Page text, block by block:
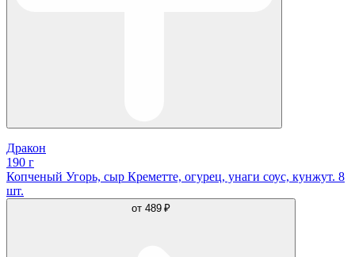
Дракон
190 г
Копченый Угорь, сыр Креметте, огурец, унаги соус, кунжут. 8
шт.
от 489 ₽